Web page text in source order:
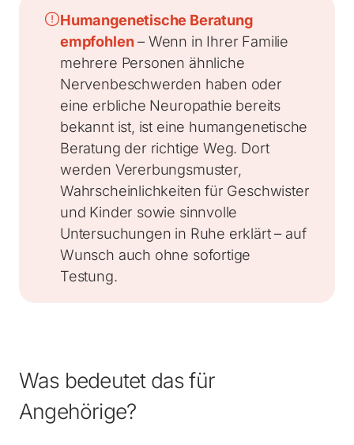
Humangenetische Beratung
empfohlen– Wenn in Ihrer Familie
mehrere Personen ähnliche
Nervenbeschwerden haben oder
eine erbliche Neuropathie bereits
bekannt ist, ist eine humangenetische
Beratung der richtige Weg. Dort
werden Vererbungsmuster,
Wahrscheinlichkeiten für Geschwister
und Kinder sowie sinnvolle
Untersuchungen in Ruhe erklärt – auf
Wunsch auch ohne sofortige
Testung.
Was bedeutet das für
Angehörige?